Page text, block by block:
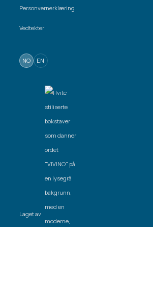
Personvernerklæring
Vedtekter
NO EN
Laget av